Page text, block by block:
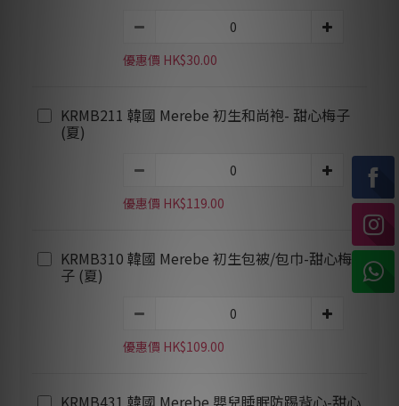
優惠價 HK$30.00
KRMB211 韓國 Merebe 初生和尚袍- 甜心梅子
(夏)
優惠價 HK$119.00
KRMB310 韓國 Merebe 初生包被/包巾-甜心梅
子 (夏)
優惠價 HK$109.00
KRMB431 韓國 Merebe 嬰兒睡眠防踢背心-甜心